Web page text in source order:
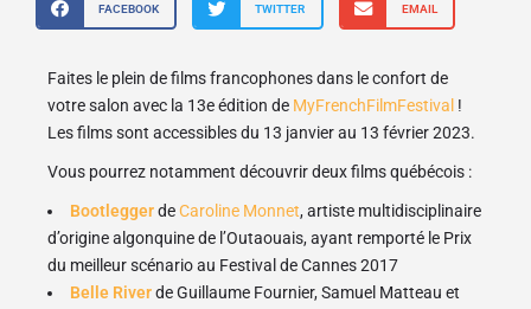
FACEBOOK TWITTER EMAIL
Faites le plein de films francophones dans le confort de
votre salon avec la 13e édition de MyFrenchFilmFestival !
Les films sont accessibles du 13 janvier au 13 février 2023.
Vous pourrez notamment découvrir deux films québécois :
BootleggerdeCaroline Monnet, artiste multidisciplinaire
d’origine algonquine de l’Outaouais, ayant remporté le Prix
du meilleur scénario au Festival de Cannes 2017
Belle Riverde Guillaume Fournier, Samuel Matteau et